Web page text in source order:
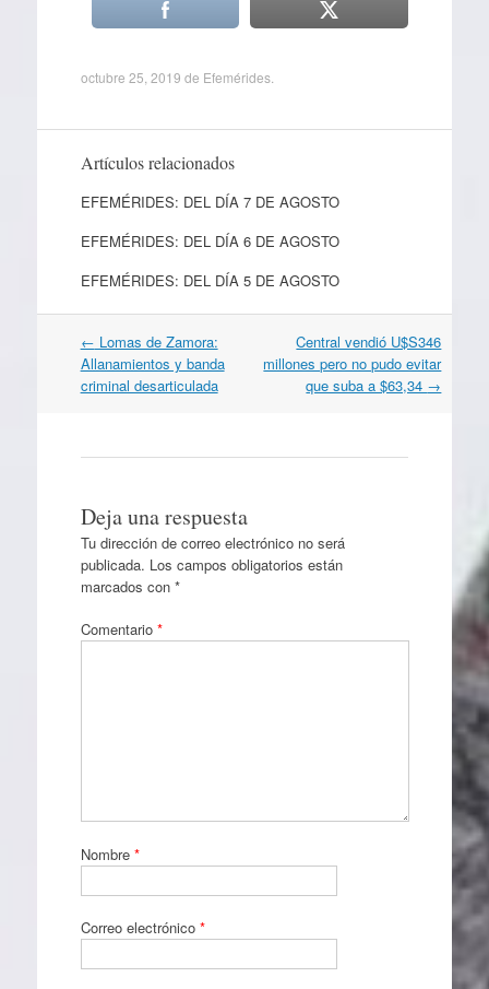
octubre 25, 2019 de Efemérides.
Artículos relacionados
EFEMÉRIDES: DEL DÍA 7 DE AGOSTO
EFEMÉRIDES: DEL DÍA 6 DE AGOSTO
EFEMÉRIDES: DEL DÍA 5 DE AGOSTO
Navegación
por
artículos
← Lomas de Zamora:
Allanamientos y banda
criminal desarticulada
Central vendió U$S346
millones pero no pudo evitar
que suba a $63,34 →
Deja una respuesta
Tu dirección de correo electrónico no será
publicada. Los campos obligatorios están
marcados con *
Comentario *
Nombre *
Correo electrónico *